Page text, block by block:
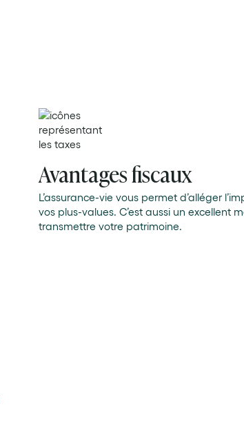
Avantages fiscaux
L’assurance-vie vous permet d’alléger
vos plus-values. C’est aussi un excellent
transmettre votre patrimoine.